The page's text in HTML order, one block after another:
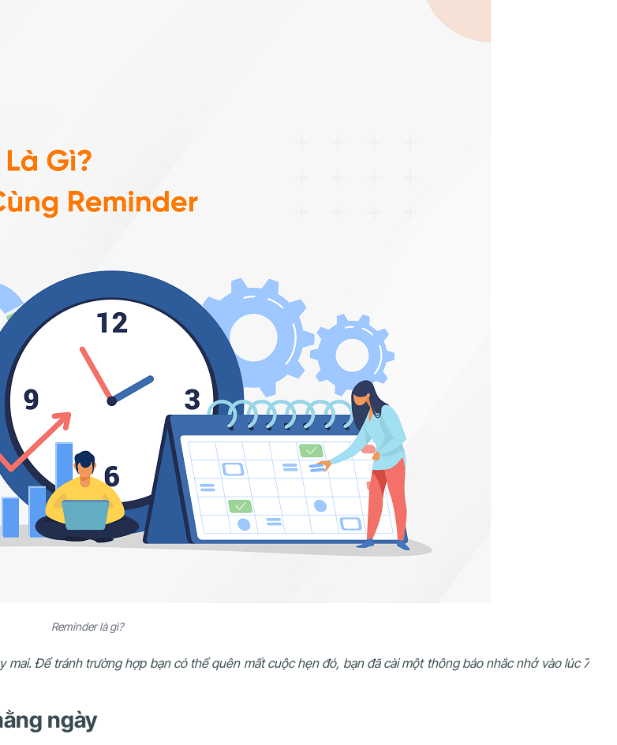
Reminder là gì?
Để tránh trường hợp bạn có thể quên mất cuộc hẹn đó, bạn đã cài một thông báo nhắc nhở vào lúc 7
ngày